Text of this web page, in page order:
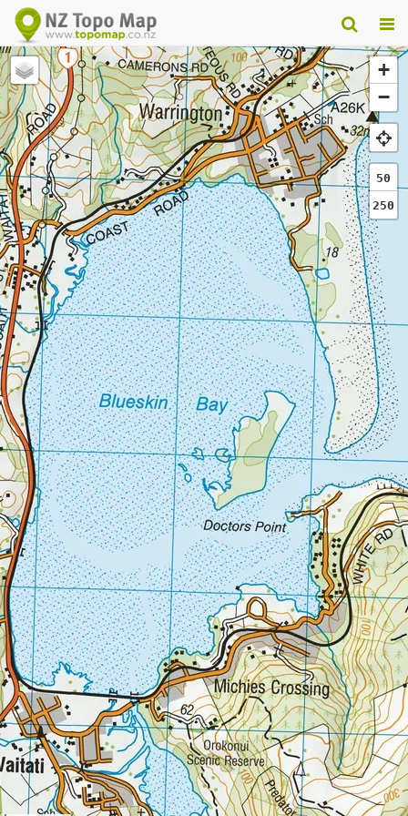
+
−
50
250